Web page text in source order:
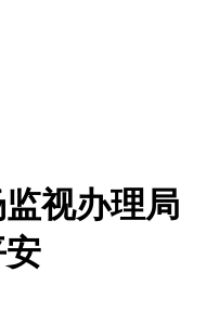
视办理局
安